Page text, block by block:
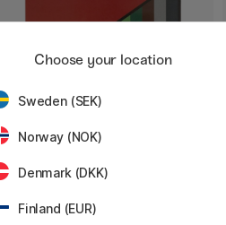
CREATIV COMPANY
Choose your location
Sweden (SEK)
Norway (NOK)
Denmark (DKK)
Finland (EUR)